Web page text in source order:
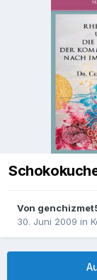
Von
30. Juni 2009 in